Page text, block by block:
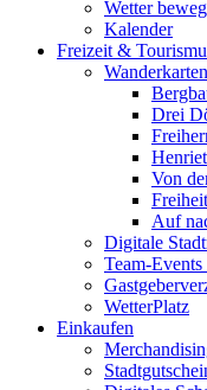
Wetter
Kalender
Freizeit &
Wanderkarten
Drei
Von
Freiheit
Auf
Digitale
Team-
WetterPlatz
Einkaufen